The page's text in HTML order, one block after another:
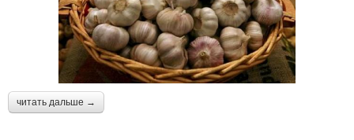
читать дальше →